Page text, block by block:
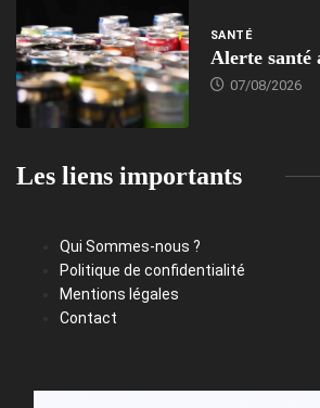
SANTÉ
Alerte santé
07/08/2026
Les liens importants
Qui Sommes-nous ?
Politique de confidentialité
Mentions légales
Contact